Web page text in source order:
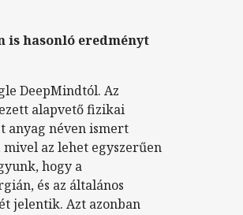
is hasonló eredményt
DeepMindtól. Az
alapvető fizikai
anyag néven ismert
az lehet egyszerűen
hogy a
és az általános
jelentik. Azt azonban